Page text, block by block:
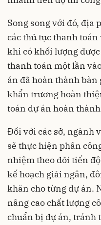
Song song với đó, địa
các thủ tục thanh
khi có khối lượng
thanh toán một lần
án đã hoàn thành bàn
khẩn trương hoàn
toán dự án hoàn
Đối với các sở, ngành
sẽ thực hiện phân
nhiệm theo dõi tiến
kế hoạch giải ngân,
khăn cho từng dự án.
nâng cao chất lượng
chuẩn bị dự án,